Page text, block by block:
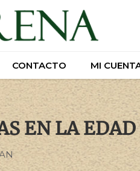
CONTACTO MI
CONTACTO MI
EN LA
https://wa.link/